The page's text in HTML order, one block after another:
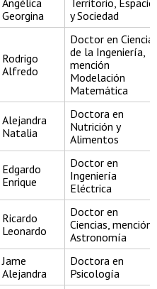
Angélica
Georgina
Territorio, Espacio
y Sociedad
Rodrigo
Alfredo
Doctor en
de la Ingeniería,
mención
Modelación
Matemática
Alejandra
Natalia
Doctora en
Nutrición y
Alimentos
Edgardo
Enrique
Doctor en
Ingeniería
Eléctrica
Ricardo
Leonardo
Doctor en
Ciencias, mención
Astronomía
Jame
Alejandra
Doctora en
Psicología